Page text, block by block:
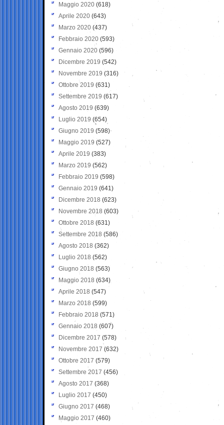
Maggio 2020 (618)
Aprile 2020 (643)
Marzo 2020 (437)
Febbraio 2020 (593)
Gennaio 2020 (596)
Dicembre 2019 (542)
Novembre 2019 (316)
Ottobre 2019 (631)
Settembre 2019 (617)
Agosto 2019 (639)
Luglio 2019 (654)
Giugno 2019 (598)
Maggio 2019 (527)
Aprile 2019 (383)
Marzo 2019 (562)
Febbraio 2019 (598)
Gennaio 2019 (641)
Dicembre 2018 (623)
Novembre 2018 (603)
Ottobre 2018 (631)
Settembre 2018 (586)
Agosto 2018 (362)
Luglio 2018 (562)
Giugno 2018 (563)
Maggio 2018 (634)
Aprile 2018 (547)
Marzo 2018 (599)
Febbraio 2018 (571)
Gennaio 2018 (607)
Dicembre 2017 (578)
Novembre 2017 (632)
Ottobre 2017 (579)
Settembre 2017 (456)
Agosto 2017 (368)
Luglio 2017 (450)
Giugno 2017 (468)
Maggio 2017 (460)